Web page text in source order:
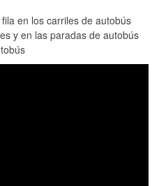
en los carriles de autobús
y en las paradas de autobús